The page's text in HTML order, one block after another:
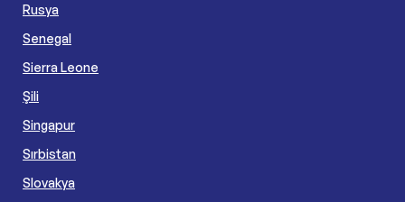
Rusya
Senegal
Sierra Leone
Şili
Singapur
Sırbistan
Slovakya